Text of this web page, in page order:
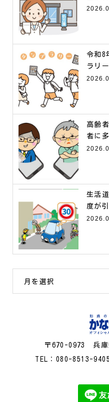
令和8
ラリ
高齢
者に
生活
度が
月を選択
〒670-0973 兵庫
TEL：080-8513-